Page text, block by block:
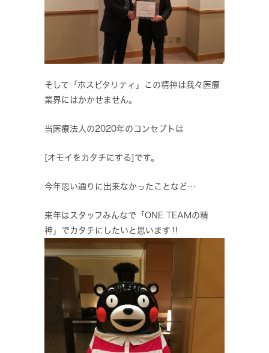
そして「ホスピタリティ」この精神は我々医療
業界にはかかせません。
当医療法人の2020年のコンセプトは
[オモイをカタチにする]です。
今年思い通りに出来なかったことなど…
来年はスタッフみんなで「ONE TEAMの精
神」でカタチにしたいと思います‼️